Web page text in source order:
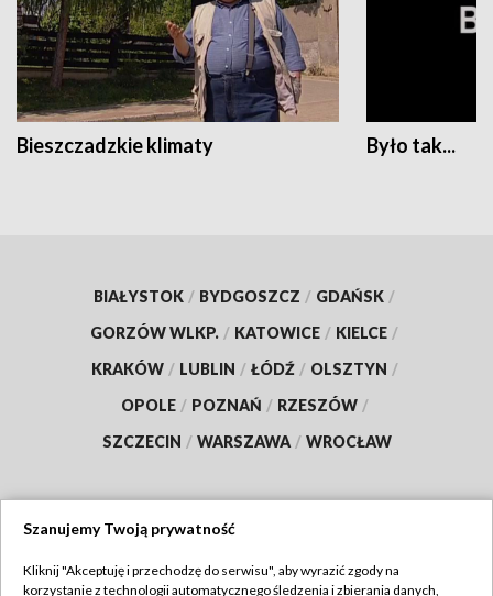
Bieszczadzkie klimaty Było tak...
BIAŁYSTOK / BYDGOSZCZ / GDAŃSK /
GORZÓW WLKP. / KATOWICE / KIELCE /
KRAKÓW / LUBLIN / ŁÓDŹ / OLSZTYN /
OPOLE / POZNAŃ / RZESZÓW /
SZCZECIN / WARSZAWA / WROCŁAW
Szanujemy Twoją prywatność
Kliknij "Akceptuję i przechodzę do serwisu", aby wyrazić zgody na
korzystanie z technologii automatycznego śledzenia i zbierania danych,